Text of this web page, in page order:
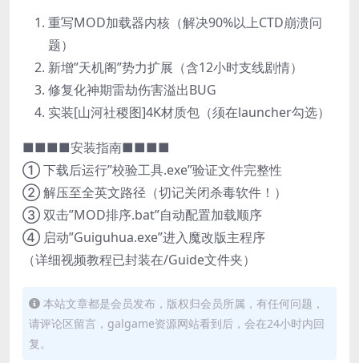
重写MOD加载器内核（解决90%以上CTD崩溃问
题）
新增”天机阁”势力扩展（含12小时支线剧情）
修复化神期雷劫伤害溢出BUG
实装[山河社稷图]4K材质包（须在launcher勾选）
■■■■安装指南■■■■
① 下载后运行”校验工具.exe”验证文件完整性
② 解压至全英文路径（切记关闭杀毒软件！）
③ 双击”MOD排序.bat”自动配置加载顺序
④ 启动”Guiguhua.exe”进入魔改版主程序
（详细视频教程已封装在/Guide文件夹）
本站文章都是会员发布，版权归会员所属，有任何问题，
请评论区留言，galgame资源网站看到后，会在24小时内回
复。